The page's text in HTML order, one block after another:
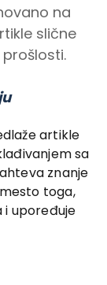
na
slične
artikle
sa
znanje
toga,
upoređuje